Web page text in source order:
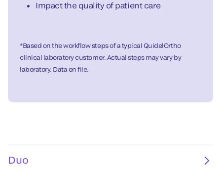
Impact the quality of patient care
*Based on the workflow steps of a typical QuidelOrtho
clinical laboratory customer. Actual steps may vary by
laboratory. Data on file.
Duo